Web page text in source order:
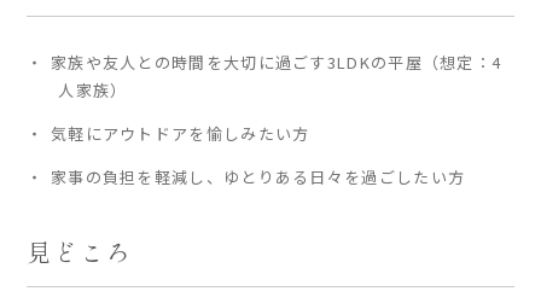
よくあるご質問
企業情報
採用情報
暮らしの器
家族や友人との時間を大切に過ごす3LDKの平屋（想定：4
人家族）
気軽にアウトドアを愉しみたい方
家事の負担を軽減し、ゆとりある日々を過ごしたい方
見どころ